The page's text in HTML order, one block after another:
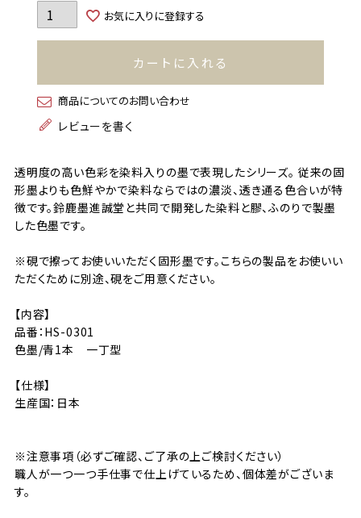
お気に入りに登録する
カートに入れる
商品についてのお問い合わせ
レビューを書く
透明度の高い色彩を染料入りの墨で表現したシリーズ。 従来の固
形墨よりも色鮮やかで染料ならではの濃淡、透き通る色合いが特
徴です。鈴鹿墨進誠堂と共同で開発した染料と膠、ふのりで製墨
した色墨です。
※硯で擦ってお使いいただく固形墨です。こちらの製品をお使いい
ただくために別途、硯をご用意ください。
【内容】
品番：HS-0301
色墨/青1本 一丁型
【仕様】
生産国：日本
※注意事項（必ずご確認、ご了承の上ご検討ください）
職人が一つ一つ手仕事で仕上げているため、個体差がございま
す。